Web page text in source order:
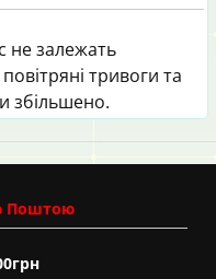
не залежать
тривоги та
збільшено.
Поштою